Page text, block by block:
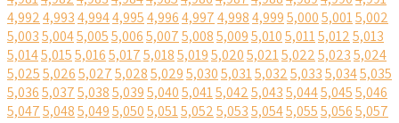
4,9924,9934,9944,9954,9964,9974,9984,9995,0005,0015,002
5,0035,0045,0055,0065,0075,0085,0095,0105,0115,0125,013
5,0145,0155,0165,0175,0185,0195,0205,0215,0225,0235,024
5,0255,0265,0275,0285,0295,0305,0315,0325,0335,0345,035
5,0365,0375,0385,0395,0405,0415,0425,0435,0445,0455,046
5,0475,0485,0495,0505,0515,0525,0535,0545,0555,0565,057